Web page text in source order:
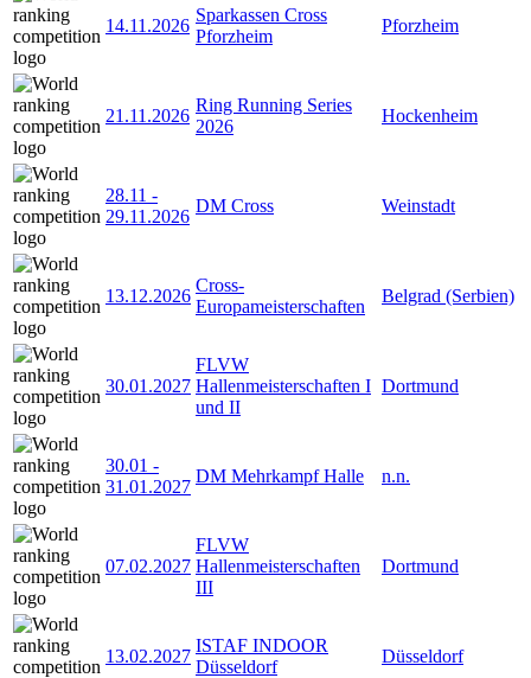
14.11.2026
Sparkassen Cross
Pforzheim
Pforzheim
21.11.2026
Ring Running Series
2026
Hockenheim
28.11 -
29.11.2026
DM Cross Weinstadt
13.12.2026
Cross-
Europameisterschaften
Belgrad (Serbien)
30.01.2027
FLVW
Hallenmeisterschaften I
und II
Dortmund
30.01 -
31.01.2027
DM Mehrkampf Halle n.n.
07.02.2027
FLVW
Hallenmeisterschaften
III
Dortmund
13.02.2027
ISTAF INDOOR
Düsseldorf
Düsseldorf